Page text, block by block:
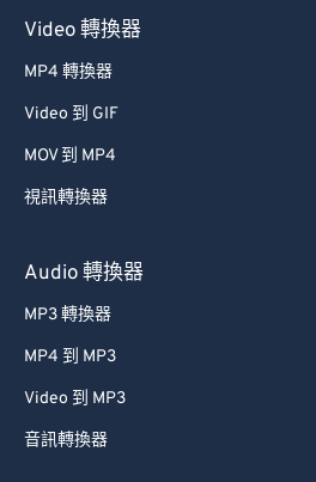
Video 轉換器
MP4 轉換器
Video 到 GIF
MOV 到 MP4
視訊轉換器
Audio 轉換器
MP3 轉換器
MP4 到 MP3
Video 到 MP3
音訊轉換器